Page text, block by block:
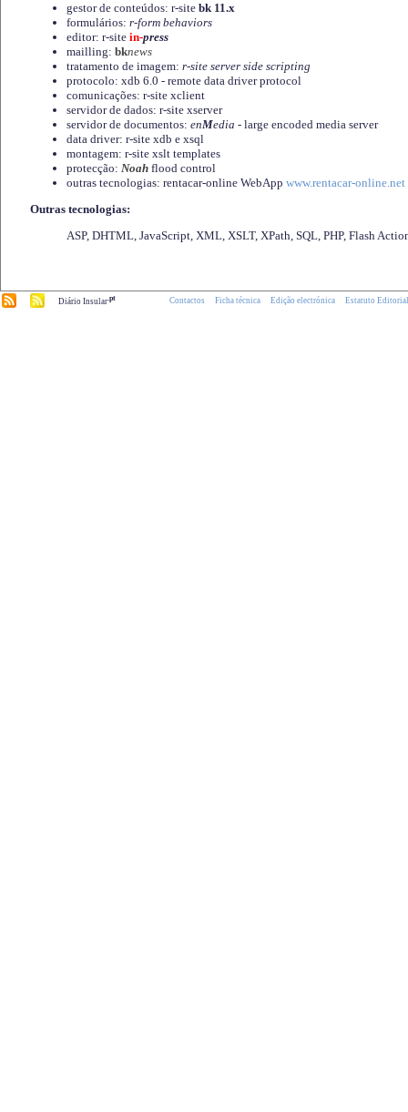
gestor de conteúdos: r-site bk 11.x
formulários: r-form behaviors
editor: r-site in-press
mailling: bknews
tratamento de imagem: r-site server side scripting
protocolo: xdb 6.0 - remote data driver protocol
comunicações: r-site xclient
servidor de dados: r-site xserver
servidor de documentos: enMedia - large encoded media server
data driver: r-site xdb e xsql
montagem: r-site xslt templates
protecção: Noah flood control
outras tecnologias: rentacar-online WebApp www.rentacar-online.net
Outras tecnologias:
ASP, DHTML, JavaScript, XML, XSLT, XPath, SQL, PHP, Flash
Diário Insular.pt Contactos Ficha técnica Edição electrónica Estatuto Editorial